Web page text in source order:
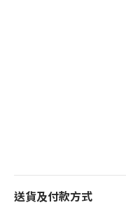
送貨及付款方式